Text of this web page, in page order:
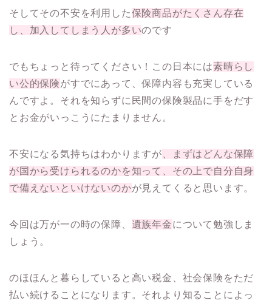
そしてその不安を利用した保険商品がたくさん存在
し、加入してしまう人が多いのです
でもちょっと待ってください！この日本には素晴らし
い公的保険がすでにあって、保障内容も充実している
んですよ。それを知らずに民間の保険製品に手をだす
とお金がいっこうにたまりません。
不安になる気持ちはわかりますが、まずはどんな保障
が国から受けられるのかを知って、その上で自分自身
で備えないといけないのかが見えてくると思います。
今回は万が一の時の保障、 遺族年金について勉強しま
しょう 。
のほほんと暮らしていると高い税金、社会保険をただ
払い続けることになります。それより知ることによっ